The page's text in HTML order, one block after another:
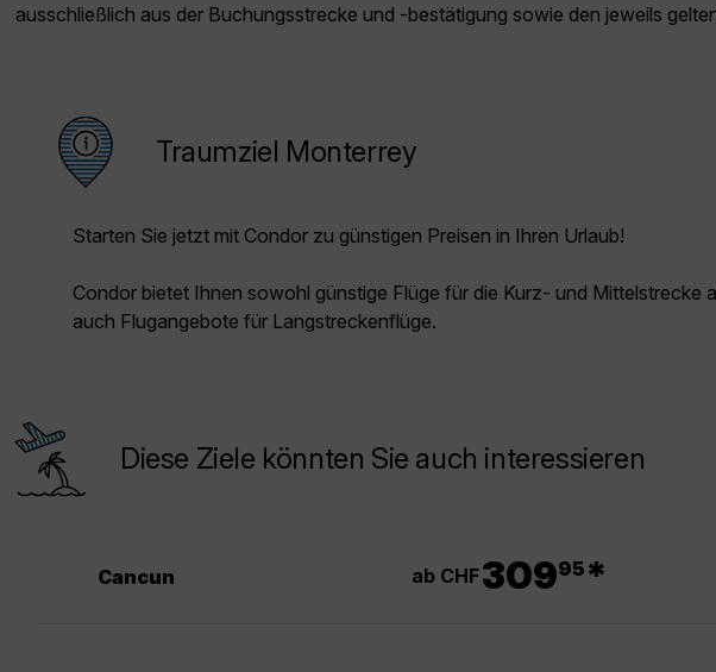
ausschließlich aus der Buchungsstrecke und -bestätigung sowie den jeweils
Traumziel Monterrey
Starten Sie jetzt mit Condor zu günstigen Preisen in Ihren Urlaub!
Condor bietet Ihnen sowohl günstige Flüge für die Kurz- und Mittelstrecke
auch Flugangebote für Langstreckenflüge.
Diese Ziele könnten Sie auch interessieren
Cancun ab CHF30995 *